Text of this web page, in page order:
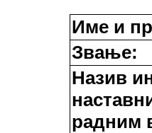
Име и
Звање:
Назив
радним